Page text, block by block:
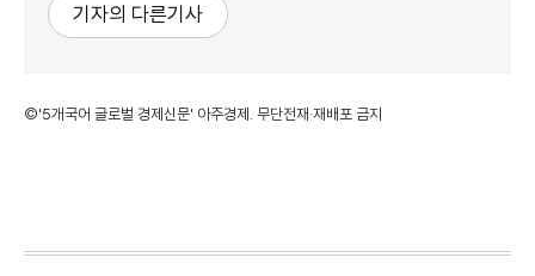
기자의 다른기사
©'5개국어 글로벌 경제신문' 아주경제. 무단전재·재배포 금지